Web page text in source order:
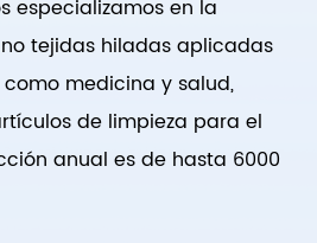
especializamos en la
tejidas hiladas aplicadas
medicina y salud,
de limpieza para el
anual es de hasta 6000